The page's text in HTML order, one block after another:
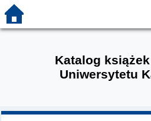
Katalog
Uniwersytetu